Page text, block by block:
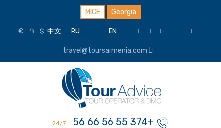
MICE Georgia
EN
RU
中文
$
֏
€
+374 55 56 66 56